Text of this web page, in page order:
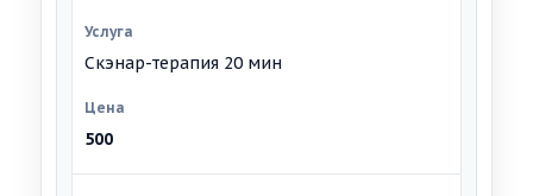
Скэнар-терапия 20 мин
500